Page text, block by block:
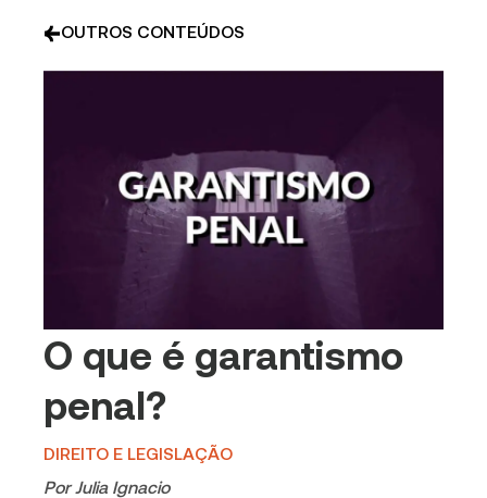
OUTROS CONTEÚDOS
O que é garantismo
penal?
DIREITO E LEGISLAÇÃO
Por Julia Ignacio